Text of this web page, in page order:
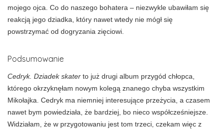
mojego ojca. Co do naszego bohatera – niezwykle ubawiłam się
reakcją jego dziadka, który nawet wtedy nie mógł się
powstrzymać od dogryzania zięciowi.
Podsumowanie
Cedryk. Dziadek skater to już drugi album przygód chłopca,
którego okrzyknęłam nowym kolegą znanego chyba wszystkim
Mikołajka. Cedryk ma niemniej interesujące przeżycia, a czasem
nawet bym powiedziała, że bardziej, bo nieco współcześniejsze.
Widziałam, że w przygotowaniu jest tom trzeci, czekam więc z